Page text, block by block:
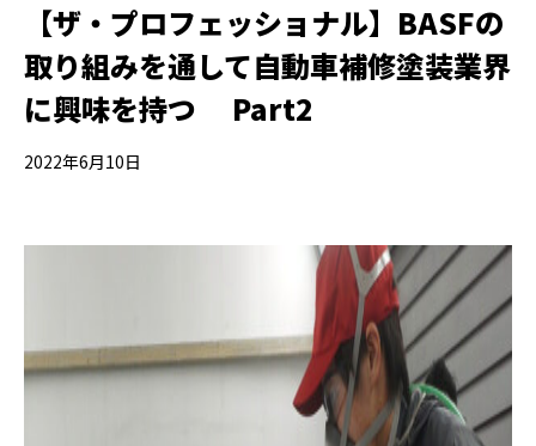
【ザ・プロフェッショナル】BASFの
取り組みを通して自動車補修塗装業界
に興味を持つ Part2
2022年6月10日